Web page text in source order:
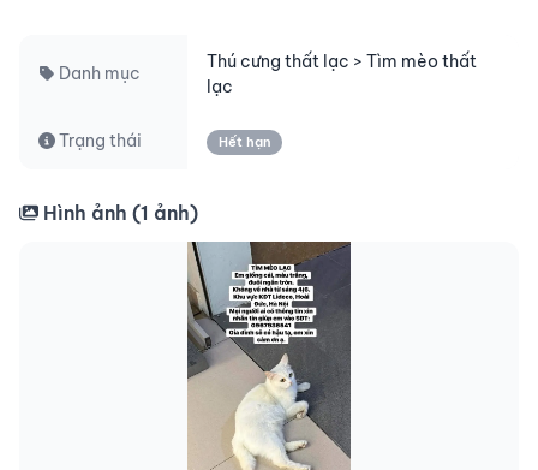
Danh mục
Thú cưng thất lạc > Tìm mèo thất
lạc
Trạng thái Hết hạn
Hình ảnh (1 ảnh)